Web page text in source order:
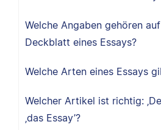
Welche Angaben gehören
Deckblatt eines Essays?
Welche Arten eines Essays
Welcher Artikel ist richtig:
‚das Essay’?